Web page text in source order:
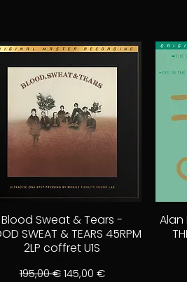
Blood Sweat & Tears -
SWEAT & TEARS 45RPM
2LP coffret U1S
Prix original
195,00 € Prix promotionnel
145,00 €
Alan